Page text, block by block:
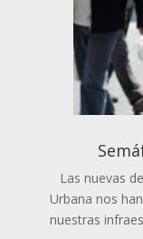
Las nuevas
Urbana nos
nuestras